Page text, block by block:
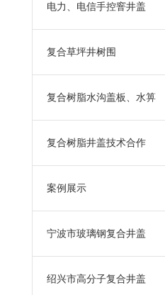
电力、电信手控窨井盖
复合草坪井树围
复合树脂水沟盖板、水箅
复合树脂井盖技术合作
案例展示
宁波市玻璃钢复合井盖
绍兴市高分子复合井盖